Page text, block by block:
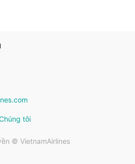
tôi
© VietnamAirlines